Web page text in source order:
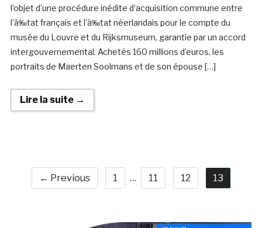
l’objet d’une procédure inédite d’acquisition commune entre
l’à‰tat français et l’à‰tat néerlandais pour le compte du
musée du Louvre et du Rijksmuseum, garantie par un accord
intergouvernemental. Achetés 160 millions d’euros, les
portraits de Maerten Soolmans et de son épouse […]
Lire la suite →
← Previous 1 … 11 12 13